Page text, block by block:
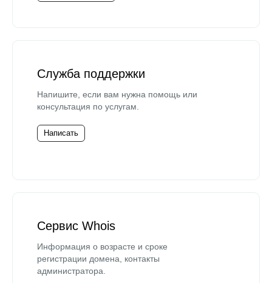
Служба поддержки
Напишите, если вам нужна помощь или
консультация по услугам.
Написать
Сервис Whois
Информация о возрасте и сроке
регистрации домена, контакты
администратора.